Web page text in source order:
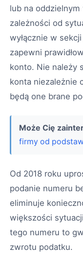
lub na
zależności od
wyłącznie w
zapewni
konto. Nie należy
konta niezależnie
będą one brane
Może Cię
firmy od
Od 2018 roku
podanie numeru
eliminuje
większości
tego numeru to
zwrotu podatku.